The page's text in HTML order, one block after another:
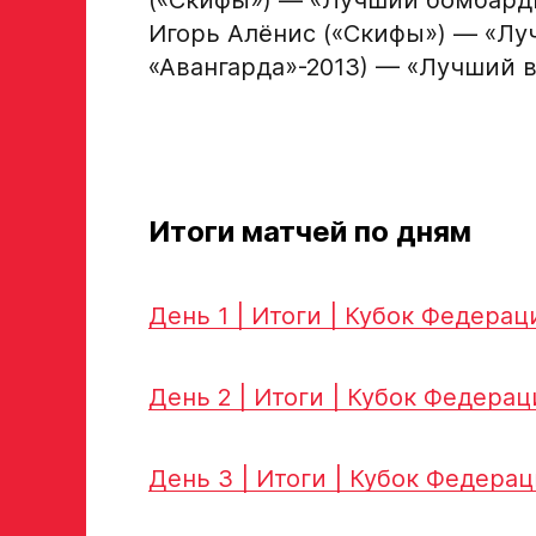
Игорь Алёнис («Скифы») —
«Авангарда»-2013) — «Лучший
Итоги матчей по дням
День 1 | Итоги | Кубок
День 2 | Итоги | Кубок
День 3 | Итоги | Кубок
Рост, вес игрока
ФИО законного представителя
Номер телефона законного представителя